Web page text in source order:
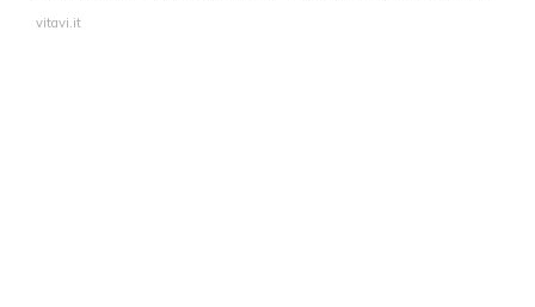
vitavi.it